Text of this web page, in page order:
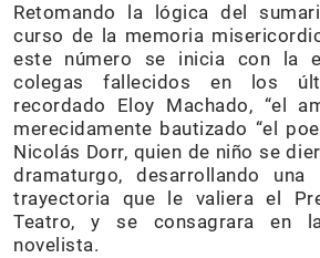
Retomando la lógica del
curso de la memoria
este número se inicia con la
colegas fallecidos en los
recordado Eloy Machado, “el
merecidamente bautizado “el
Nicolás Dorr, quien de niño se
dramaturgo, desarrollando
trayectoria que le valiera el
Teatro, y se consagrara en
novelista.